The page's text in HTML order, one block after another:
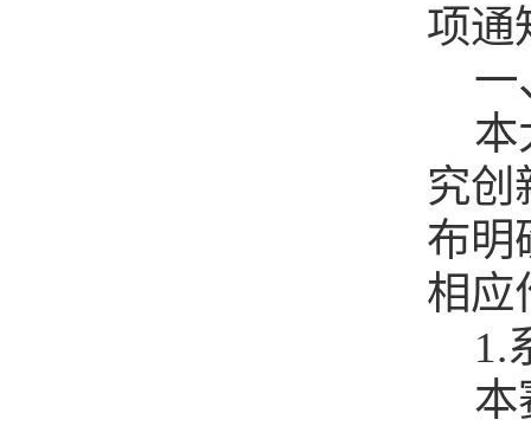
项通
一
本
究创
布明
相应
1.
本